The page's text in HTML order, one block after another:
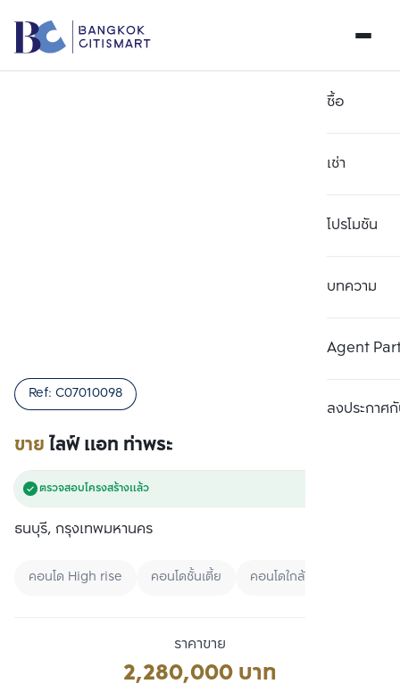
ซื้อ
เช่า
โปรโมชัน
บทความ
Agent
ลงประกาศกั
ขายไลฟ์ แอท ท่าพระ
Ref: C07010098
ตรวจสอบโครงสร้างแล้ว
ธนบุรี, กรุงเทพมหานคร
คอนโด High rise คอนโดชั้นเตี้ย คอนโดใกล้มหาลัย
ราคาขาย
2,280,000 บาท
เปรียบเทียบ